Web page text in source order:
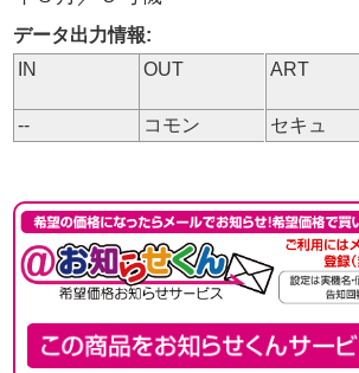
データ出力情報:
IN
OUT ART
--
コモン セキュ